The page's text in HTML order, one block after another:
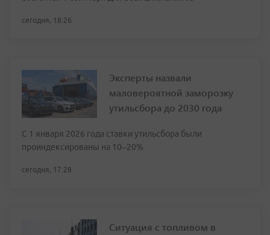
сегодня, 18:26
Эксперты назвали
маловероятной заморозку
утильсбора до 2030 года
С 1 января 2026 года ставки утильсбора были
проиндексированы на 10–20%
сегодня, 17:28
Ситуация с топливом в